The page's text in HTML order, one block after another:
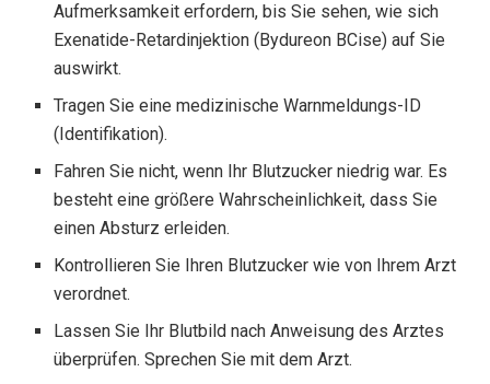
Aufmerksamkeit erfordern, bis Sie sehen, wie sich
Exenatide-Retardinjektion (Bydureon BCise) auf Sie
auswirkt.
Tragen Sie eine medizinische Warnmeldungs-ID
(Identifikation).
Fahren Sie nicht, wenn Ihr Blutzucker niedrig war. Es
besteht eine größere Wahrscheinlichkeit, dass Sie
einen Absturz erleiden.
Kontrollieren Sie Ihren Blutzucker wie von Ihrem Arzt
verordnet.
Lassen Sie Ihr Blutbild nach Anweisung des Arztes
überprüfen. Sprechen Sie mit dem Arzt.